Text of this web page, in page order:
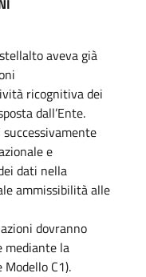
aveva già
ricognitiva dei
dall’Ente.
e
dati nella
ammissibilità alle
dovranno
mediante la
C1).